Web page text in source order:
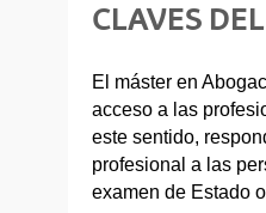
CLAVES
El máster en
acceso a las
este sentido,
profesional a las
examen de Estado